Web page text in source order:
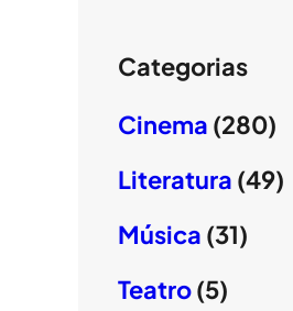
Categorias
Cinema (280)
Literatura (49)
Música (31)
Teatro(5)